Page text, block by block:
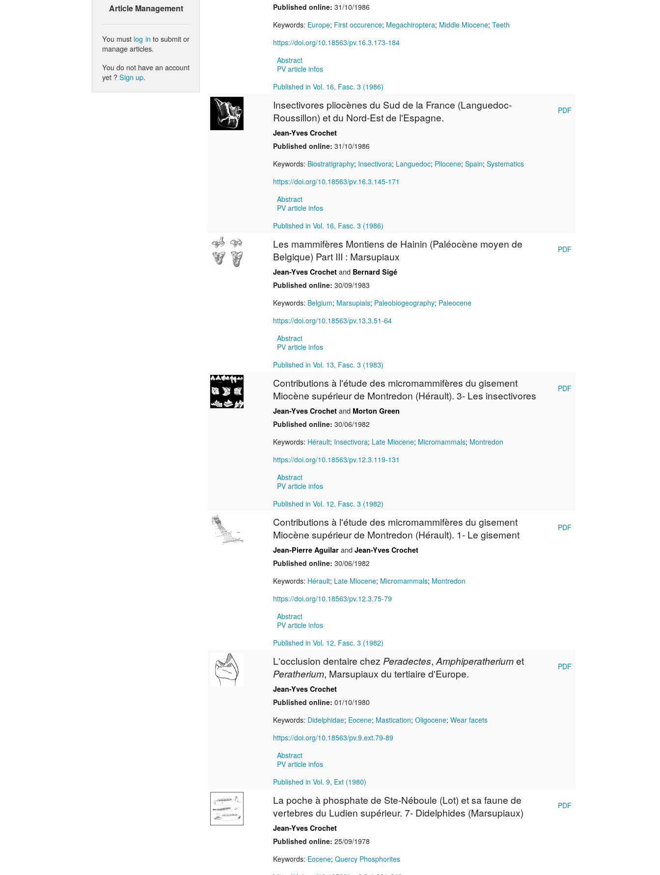
Article Management
You must log in to submit or
manage articles.
You do not have an account
yet ?Sign up.
Published online: 31/10/1986
Keywords: Europe; First occurence; Megachiroptera; Middle Miocene; Teeth
https://doi.org/10.18563/pv.16.3.173-184
Abstract
PV article infos
Published in Vol. 16, Fasc. 3 (1986)
Insectivores pliocènes du Sud de la France (Languedoc-
Roussillon) et du Nord-Est de l'Espagne.
Jean-Yves Crochet
Published online: 31/10/1986
Keywords: Biostratigraphy; Insectivora; Languedoc; Pliocene; Spain; Systematics
https://doi.org/10.18563/pv.16.3.145-171
Abstract
PV article infos
Published in Vol. 16, Fasc. 3 (1986)
PDF
Les mammifères Montiens de Hainin (Paléocène moyen de
Belgique) Part III : Marsupiaux
Jean-Yves Crochet and Bernard Sigé
Published online: 30/09/1983
Keywords: Belgium; Marsupials; Paleobiogeography; Paleocene
https://doi.org/10.18563/pv.13.3.51-64
Abstract
PV article infos
Published in Vol. 13, Fasc. 3 (1983)
PDF
Contributions à l'étude des micromammifères du gisement
Miocène supérieur de Montredon (Hérault). 3- Les insectivores
Jean-Yves Crochet and Morton Green
Published online: 30/06/1982
Keywords: Hérault; Insectivora; Late Miocene; Micromammals; Montredon
https://doi.org/10.18563/pv.12.3.119-131
Abstract
PV article infos
Published in Vol. 12, Fasc. 3 (1982)
PDF
Contributions à l'étude des micromammifères du gisement
Miocène supérieur de Montredon (Hérault). 1- Le gisement
Jean-Pierre Aguilar and Jean-Yves Crochet
Published online: 30/06/1982
Keywords: Hérault; Late Miocene; Micromammals; Montredon
https://doi.org/10.18563/pv.12.3.75-79
Abstract
PV article infos
Published in Vol. 12, Fasc. 3 (1982)
PDF
L'occlusion dentaire chez Peradectes, Amphiperatheriumet
Peratherium, Marsupiaux du tertiaire d'Europe.
Jean-Yves Crochet
Published online: 01/10/1980
Keywords: Didelphidae; Eocene; Mastication; Oligocene; Wear facets
https://doi.org/10.18563/pv.9.ext.79-89
Abstract
PV article infos
Published in Vol. 9, Ext (1980)
PDF
La poche à phosphate de Ste-Néboule (Lot) et sa faune de
vertebres du Ludien supérieur. 7- Didelphides (Marsupiaux)
Jean-Yves Crochet
Published online: 25/09/1978
Keywords: Eocene; Quercy Phosphorites
PDF